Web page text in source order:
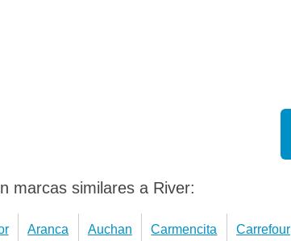
marcas similares a River:
Aranca Auchan Carmencita Carrefour